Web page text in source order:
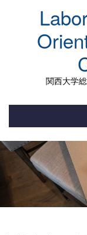
関西大学